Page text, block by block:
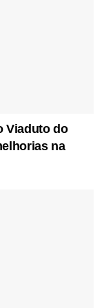
Viaduto do
na